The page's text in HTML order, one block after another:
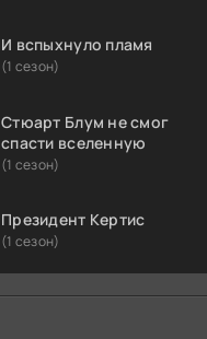
И вспыхнуло пламя
(1 сезон)
Стюарт Блум не смог
спасти вселенную
(1 сезон)
Президент Кертис
(1 сезон)